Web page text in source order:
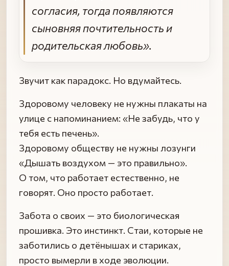
согласия, тогда появляются
сыновняя почтительность и
родительская любовь».
Звучит как парадокс. Но вдумайтесь.
Здоровому человеку не нужны плакаты на
улице с напоминанием: «Не забудь, что у
тебя есть печень».
Здоровому обществу не нужны лозунги
«Дышать воздухом — это правильно».
О том, что работает естественно, не
говорят. Оно просто работает.
Забота о своих — это биологическая
прошивка. Это инстинкт. Стаи, которые не
заботились о детёнышах и стариках,
просто вымерли в ходе эволюции.